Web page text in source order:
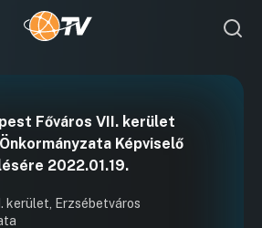
Főváros VII. kerület
Képviselő
2022.01.19.
kerület, Erzsébetváros